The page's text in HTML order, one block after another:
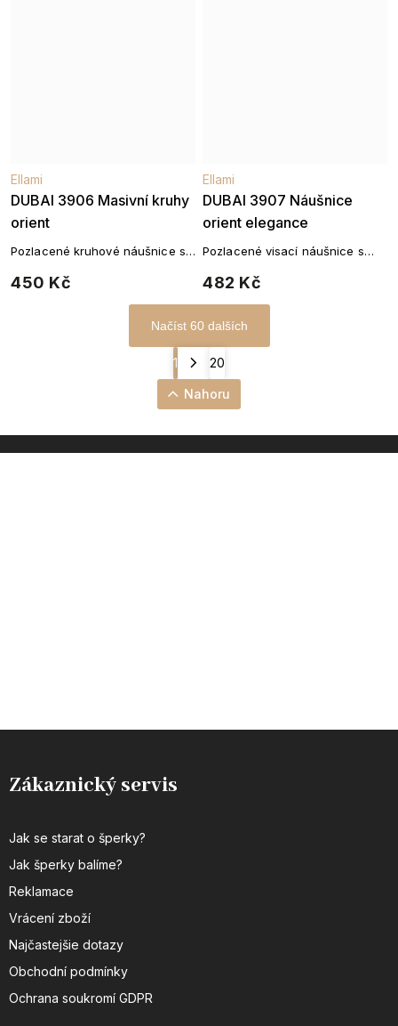
DUBAI 3906 Masivní kruhy
orient
Ellami
450 Kč
Pozlacené kruhové náušnice s
DUBAI 3907 Náušnice
orient elegance
Ellami
482 Kč
Pozlacené visací náušnice s
Načíst 60 dalších
1 20
Nahoru
Zákaznický servis
Jak se starat o šperky?
Jak šperky balíme?
Reklamace
Vrácení zboží
Najčastejšie dotazy
Obchodní podmínky
Ochrana soukromí GDPR